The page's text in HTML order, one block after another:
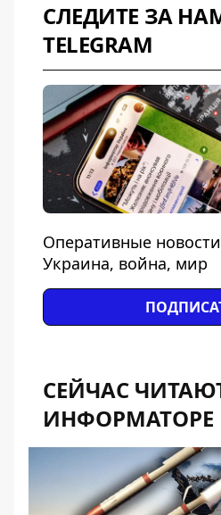
СЛЕДИТЕ ЗА
TELEGRAM
Оперативные
Украина, война, мир
СЕЙЧАС
ИНФОРМАТОРЕ